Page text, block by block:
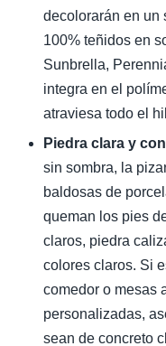
decolorarán en un
100% teñidos en
Sunbrella,
integra en el
atraviesa todo el
Piedra clara y
sin sombra, la
baldosas de
queman los pies
claros, piedra
colores claros. Si
comedor o mesas
personalizadas,
sean de concreto